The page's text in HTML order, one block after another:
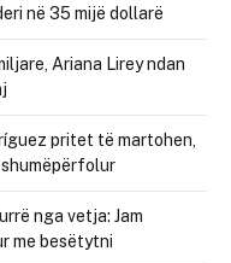
në 35 mijë dollarë
Ariana Lirey ndan
pritet të martohen,
nga vetja: Jam
me besëtytni